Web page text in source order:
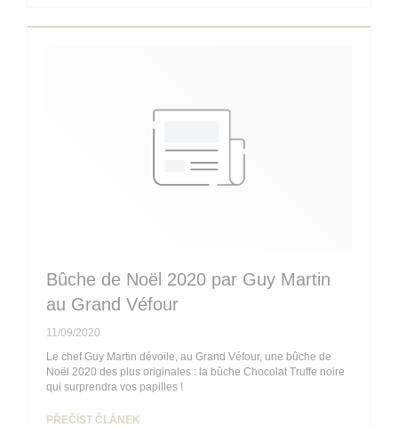
Bûche de Noël 2020 par Guy Martin
au Grand Véfour
11/09/2020
Le chef Guy Martin dévoile, au Grand Véfour, une bûche de
Noël 2020 des plus originales : la bûche Chocolat Truffe noire
qui surprendra vos papilles !
PŘEČÍST ČLÁNEK